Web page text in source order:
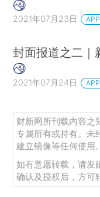
2021年07月23日
封面报道之二｜
2021年07月24日
财新网所刊载内容之
专属所有或持有。未
建立镜像等任何使用。
如有意愿转载，请发
确认及授权后，方可